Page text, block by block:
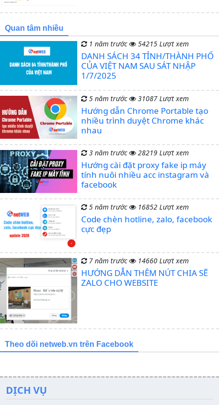
Quan tâm nhiều
1 năm trước 54215 Lượt xem
DANH SÁCH 34 TỈNH/THÀNH PHỐ
CỦA VIỆT NAM SAU SÁT NHẬP
1/7/2025
5 năm trước 31087 Lượt xem
Hướng dẫn Chrome Portable tạo
nhiều trình duyệt Chrome khác
nhau
3 năm trước 28219 Lượt xem
Hướng cài đặt proxy fake ip máy
tính nuôi nhiều acc instagram và
facebook
5 năm trước 16852 Lượt xem
Code chèn hotline, zalo, facebook
cực đẹp
7 năm trước 14660 Lượt xem
HƯỚNG DẪN THÊM NÚT CHIA SẼ
ZALO CHO WEBSITE
Theo dõi netweb.vn trên Facebook
DỊCH VỤ